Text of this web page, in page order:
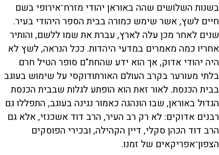
בשנות השלושים שהה באוראן יהודי מזרח־אירופי בשם
חיים לשץ, אשר שימש כמורה בבית הספר היהודי בעיר.
שנים לאחר מכן עלה לארץ, עברת את שמו ללשם, והותיר
אחריו כמה מאמרים במדעי היהדות. ככל הנראה, לשץ לא
היה יהודי אדוק, אך הוא ידע שהחת"ם סופר הטיל חרם
בלתי מעורער בקרב העולם האורתודוקסי על שימוש בעוגב
בבית הכנסת. לאור זאת הוא הופתע לגלות שבבית הכנסת
הגדול באוראן, שבו הונהגה כאמור נגינה בעוגב, התפללו גם
רבנים אדוקים: לא רק רב העיר, הרב דוד אשכנזי, אלא גם
הרב דוד הכהן סקלי, דיין הקהילה, ובכירי הפוסקים
הצפון־אפריקאים של זמנו.